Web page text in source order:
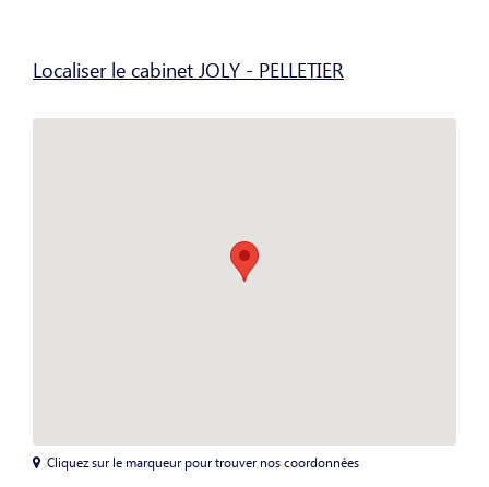
Localiser le cabinet JOLY - PELLETIER
Cliquez sur le marqueur pour trouver nos coordonnées